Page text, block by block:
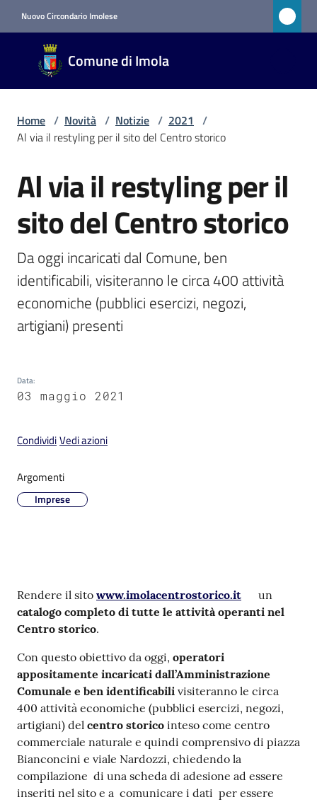
Nuovo Circondario Imolese
Comune di Imola
Comune
di Imola
RETE
Menu selezionato
Servizi
Vivere
Imola
V
s
t
a
r
l
a
PNRR
Servizi
on-
line
Home / Novità / Notizie / 2021 /
Al via il restyling per il sito del Centro storico
Salta al contenuto
Al via il restyling per il
sito del Centro storico
Da oggi incaricati dal Comune, ben
identificabili, visiteranno le circa 400 attività
economiche (pubblici esercizi, negozi,
artigiani) presenti
Data:
03 maggio 2021
CondividiVedi azioni
Argomenti
Imprese
Contenuto
Rendere il sito www.imolacentrostorico.it
un
catalogo completo di tutte le attività operanti nel
Centro storico.
Con questo obiettivo da oggi, operatori
appositamente incaricati dall’Amministrazione
Comunale e ben identificabili visiteranno le circa
400 attività economiche (pubblici esercizi, negozi,
artigiani) del centro storico inteso come centro
commerciale naturale e quindi comprensivo di piazza
Bianconcini e viale Nardozzi, chiedendo la
compilazione di una scheda di adesione ad essere
inseriti nel sito e a comunicare i dati per essere